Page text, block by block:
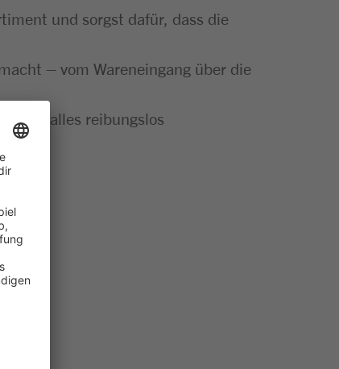
und sorgst dafür, dass die
– vom Wareneingang über die
dir alles reibungslos